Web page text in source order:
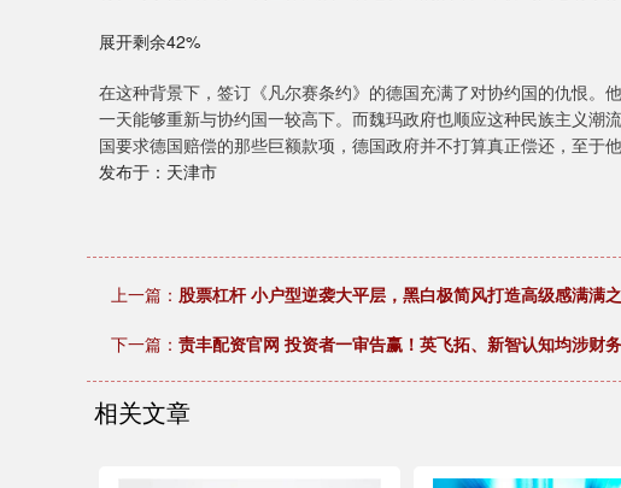
展开剩余42%
在这种背景下，签订《凡尔赛条约》的德国充满了对协约国的仇恨。
一天能够重新与协约国一较高下。而魏玛政府也顺应这种民族主义潮
国要求德国赔偿的那些巨额款项，德国政府并不打算真正偿还，至于
发布于：天津市
上一篇： 股票杠杆 小户型逆袭大平层，黑白极简风打造高级感满满
下一篇： 责丰配资官网 投资者一审告赢！英飞拓、新智认知均涉财
相关文章